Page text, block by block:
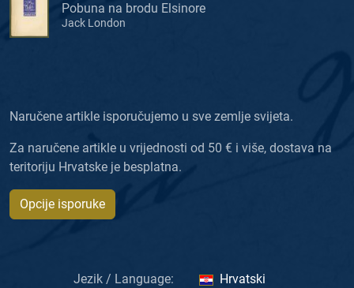
Pobuna na brodu Elsinore
Jack London
Naručene artikle isporučujemo u sve zemlje svijeta.
Za naručene artikle u vrijednosti od 50 € i više, dostava na
teritoriju Hrvatske je besplatna.
Opcije isporuke
Jezik / Language: Hrvatski